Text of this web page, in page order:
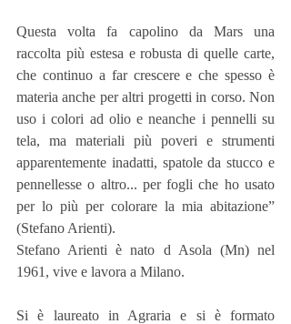
Questa volta fa capolino da Mars una
raccolta più estesa e robusta di quelle carte,
che continuo a far crescere e che spesso è
materia anche per altri progetti in corso. Non
uso i colori ad olio e neanche i pennelli su
tela, ma materiali più poveri e strumenti
apparentemente inadatti, spatole da stucco e
pennellesse o altro... per fogli che ho usato
per lo più per colorare la mia abitazione”
(Stefano Arienti).
Stefano Arienti è nato d Asola (Mn) nel
1961, vive e lavora a Milano.
Si è laureato in Agraria e si è formato